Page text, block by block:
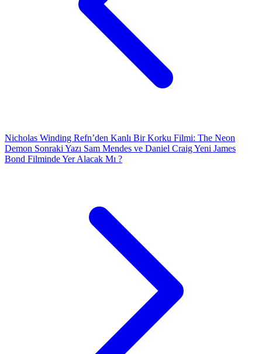
Nicholas Winding Refn’den Kanlı Bir Korku Filmi: The Neon
Demon Sonraki Yazı Sam Mendes ve Daniel Craig Yeni James
Bond Filminde Yer Alacak Mı ?